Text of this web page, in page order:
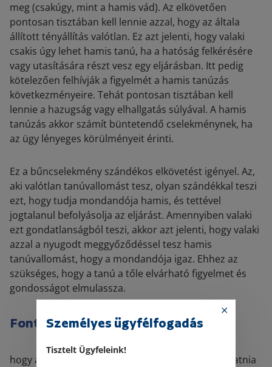
meg (csakúgy, mint a hamis vád). Az elkövetően
pontosan tisztában kell lennie azzal, hogy az általa
állított tényállítás valótlan. Ez azt jelenti, hogy valaki
csakis úgy lehet hamis tanú, ha a hatóság felkérésére
vagy utasítására részt vesz egy eljárásban. Itt pedig
kötelezően felhívják a figyelmét a hamis tanúzás
következményeire. Tehát pontosan tisztában kell
lennie a hazugság vagy elhallgatás súlyával. A hamis
tanúzás akkor számít büntetendő cselekménynek, ha
az ügy lényeges körülményeit érinti.
Ez a bűncselekmény szándékos elkövetést igényel. Az,
aki valótlan tanúvallomást tesz, olyan szándékkal teszi
ezt, hogy tudja mondandója hamis, és tettével
jogtalanul befolyásolja az eljárást. Amennyiben valaki
ezt gondatlanságból teszi, akkor azt jelenti, hogy valaki
azzal a nyugodt meggyőződéssel tesz hamis
tanúvallomást, hogy a mondandója igaz. Ehhez az
szükséges, hogy a tanú a tőle elvárható figyelmet és
gondosságot elmulassza.
Fontos kiemelni,
hogy a tanúnak nem kell a tények valódiságát kutatnia
Személyes ügyfélfogadás
Tisztelt Ügyfeleink!